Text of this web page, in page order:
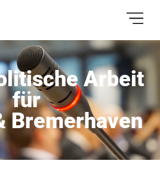
Arbeit
für
Bremerhaven